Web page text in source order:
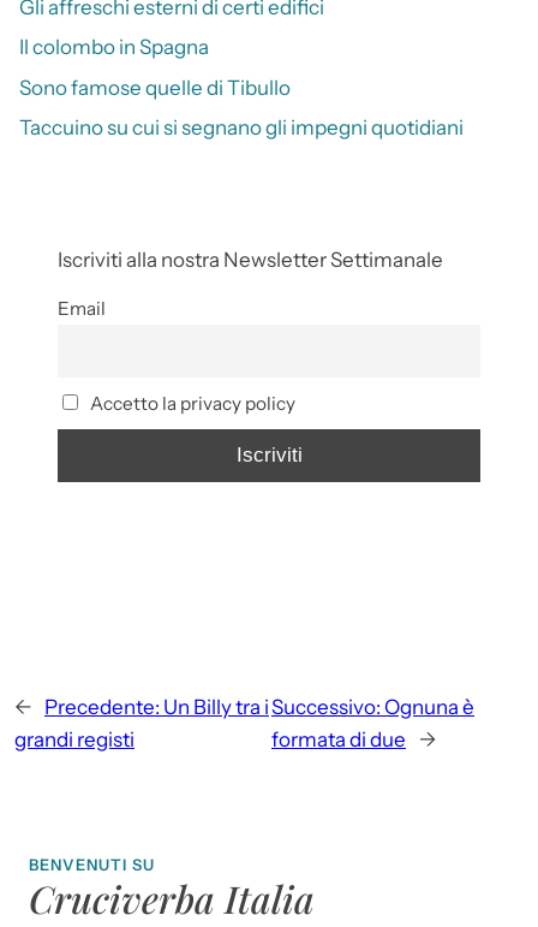
Gli affreschi esterni di certi edifici
Il colombo in Spagna
Sono famose quelle di Tibullo
Taccuino su cui si segnano gli impegni quotidiani
Iscriviti alla nostra Newsletter Settimanale
Email
Accetto la privacy policy
← Precedente: Un Billy tra i
grandi registi
Successivo: Ognuna è
formata di due
→
BENVENUTI SU
Cruciverba Italia